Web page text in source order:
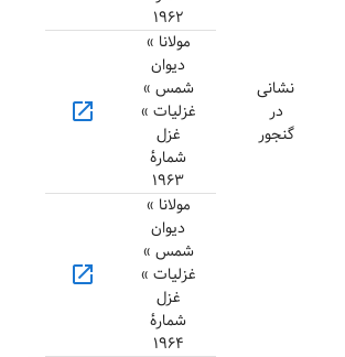
نشانی
در
گنجور
۱۹۶۲
مولانا »
دیوان
شمس »
غزلیات »
غزل
شمارهٔ
۱۹۶۳
open_in_new
مولانا »
دیوان
شمس »
غزلیات »
غزل
شمارهٔ
۱۹۶۴
open_in_new